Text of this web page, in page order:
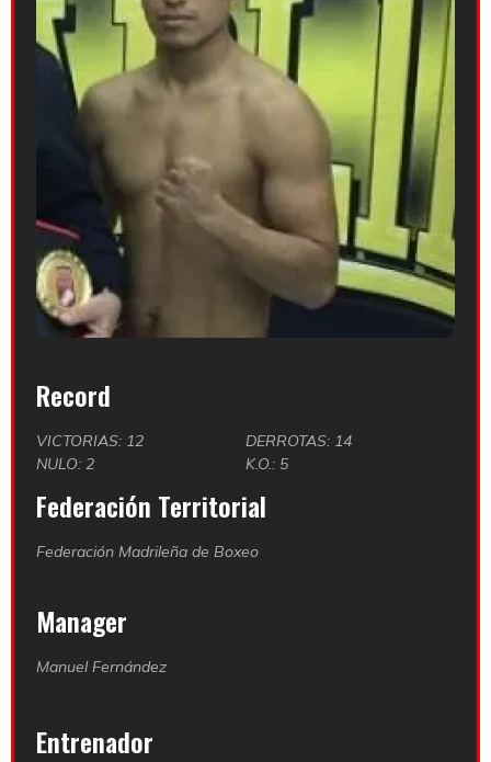
Record
VICTORIAS: 12
DERROTAS: 14
NULO: 2
K.O.: 5
Federación Territorial
Federación Madrileña de Boxeo
Manager
Manuel Fernández
Entrenador